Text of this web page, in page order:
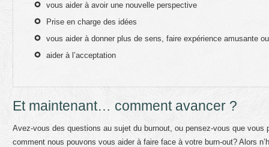
vous aider à avoir une nouvelle perspective
Prise en charge des idées
vous aider à donner plus de sens, faire expérience amusante
aider à l’acceptation
Et maintenant… comment avancer ?
Avez-vous des questions au sujet du burnout, ou pensez-vous que
comment nous pouvons vous aider à faire face à votre burn-out? Alors